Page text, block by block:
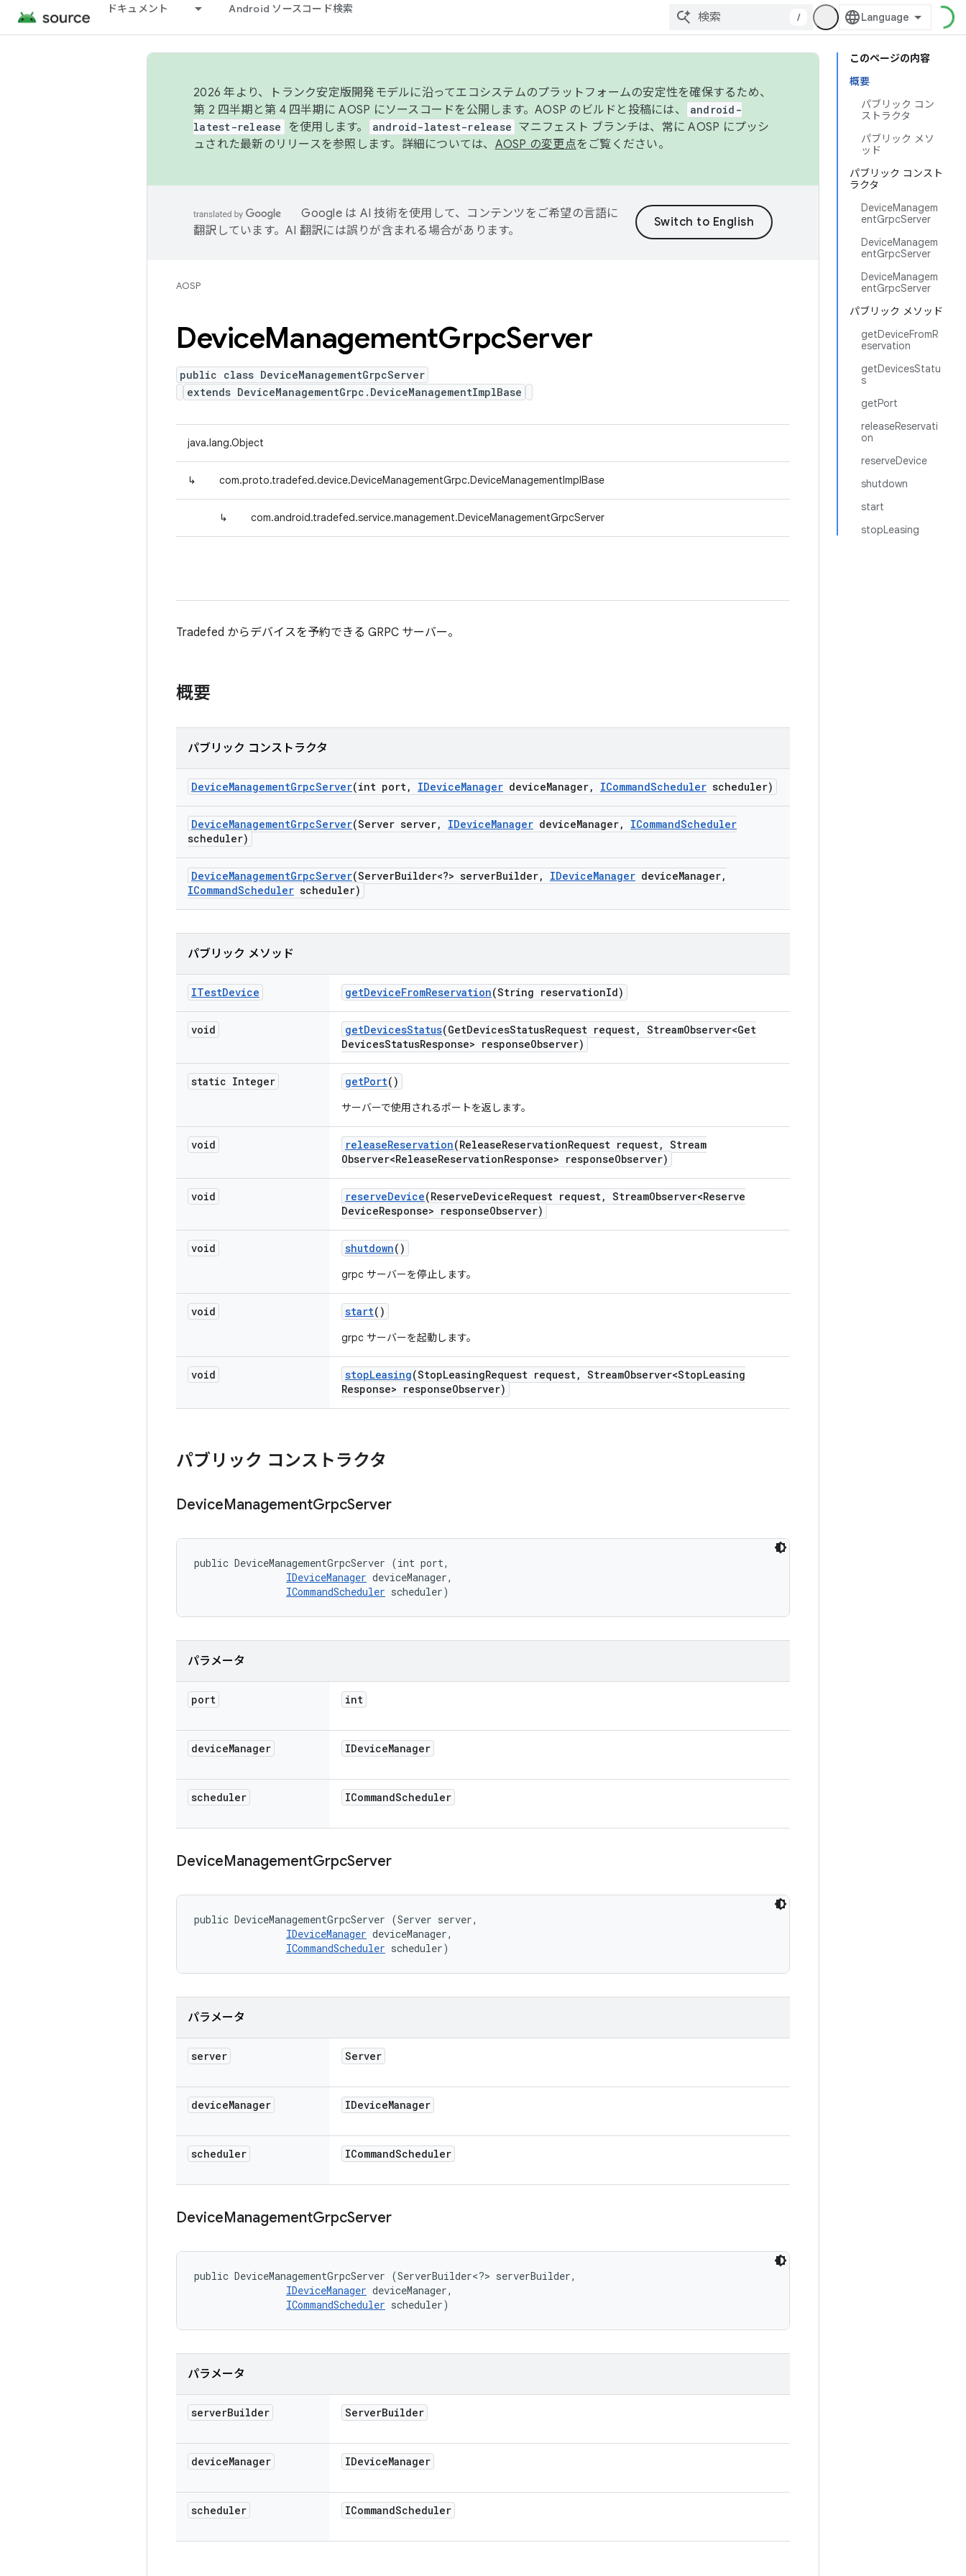
ドキュメント Android ソースコード検索
/
このページの内容
概要
パブリック コン
ストラクタ
パブリック メソ
ッド
パブリック コンスト
ラクタ
DeviceManagem
entGrpcServer
DeviceManagem
entGrpcServer
DeviceManagem
entGrpcServer
パブリック メソッド
getDeviceFromR
eservation
getDevicesStatu
s
getPort
releaseReservati
on
reserveDevice
shutdown
start
stopLeasing
2026 年より、トランク安定版開発モデルに沿ってエコシステムのプラットフォームの安定性を確保するため、
第 2 四半期と第 4 四半期に AOSP にソースコードを公開します。AOSP のビルドと投稿には、
android-
latest-release
を使用します。 android-latest-release マニフェスト ブランチは、常に AOSP にプッシ
ュされた最新のリリースを参照します。詳細については、 AOSP の変更点をご覧ください。
Google は AI 技術を使用して、コンテンツをご希望の言語に
翻訳しています。AI 翻訳には誤りが含まれる場合があります。
AOSP
DeviceManagementGrpcServer
public class DeviceManagementGrpcServer
extends DeviceManagementGrpc.DeviceManagementImplBase
java.lang.Object
↳ com.proto.tradefed.device.DeviceManagementGrpc.DeviceManagementImplBase
↳ com.android.tradefed.service.management.DeviceManagementGrpcServer
Tradefed からデバイスを予約できる GRPC サーバー。
概要
パブリック コンストラクタ
DeviceManagementGrpcServer(int port, IDeviceManager deviceManager, ICommandScheduler scheduler)
DeviceManagementGrpcServer(Server server, IDeviceManager deviceManager, ICommandScheduler
scheduler)
DeviceManagementGrpcServer(ServerBuilder<?> serverBuilder, IDeviceManager deviceManager,
ICommandScheduler scheduler)
パブリック メソッド
ITestDevice getDeviceFromReservation(String reservationId)
void getDevicesStatus(GetDevicesStatusRequest request, StreamObserver<Get
DevicesStatusResponse> responseObserver)
static Integer getPort()
サーバーで使用されるポートを返します。
void releaseReservation(ReleaseReservationRequest request, Stream
Observer<ReleaseReservationResponse> responseObserver)
void reserveDevice(ReserveDeviceRequest request, StreamObserver<Reserve
DeviceResponse> responseObserver)
void shutdown()
grpc サーバーを停止します。
void start()
grpc サーバーを起動します。
void stopLeasing(StopLeasingRequest request, StreamObserver<StopLeasing
Response> responseObserver)
パブリック コンストラクタ
DeviceManagementGrpcServer
public DeviceManagementGrpcServer (int port,
IDeviceManager deviceManager,
ICommandScheduler scheduler)
パラメータ
port int
deviceManager IDeviceManager
scheduler ICommandScheduler
DeviceManagementGrpcServer
public DeviceManagementGrpcServer (Server server,
IDeviceManager deviceManager,
ICommandScheduler scheduler)
パラメータ
server Server
deviceManager IDeviceManager
scheduler ICommandScheduler
DeviceManagementGrpcServer
public DeviceManagementGrpcServer (ServerBuilder<?> serverBuilder,
IDeviceManager deviceManager,
ICommandScheduler scheduler)
パラメータ
serverBuilder ServerBuilder
deviceManager IDeviceManager
scheduler ICommandScheduler